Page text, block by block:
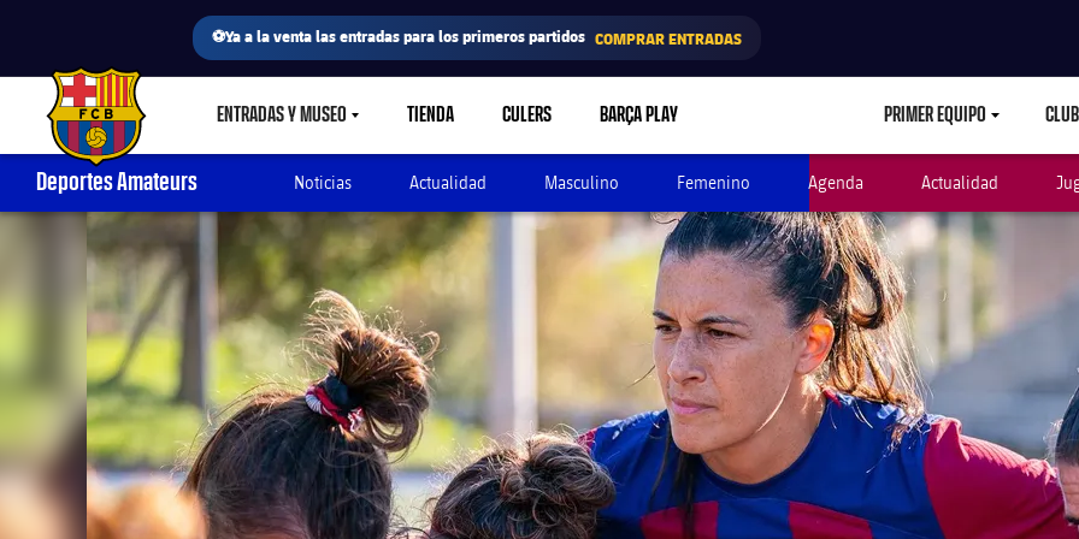
⚽Ya a la venta las entradas para los primeros partidos COMPRAR ENTRADAS
FC Barcelona club badge ENTRADAS Y MUSEOLABEL.SHARE.CARETDOWN
TIENDA CULERS BARÇA PLAY PRIMER EQUIPO CLUB
Deportes Amateurs Noticias Actualidad Masculino Femenino Agenda Actualidad